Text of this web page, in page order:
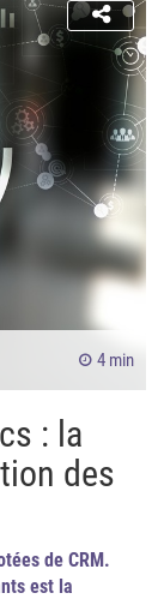
4 min
: la
des
de CRM.
est la